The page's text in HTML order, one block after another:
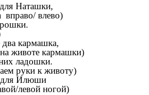
Наташки,
вправо/ влево)
два кармашка,
животе кармашки)
ладошки.
руки к животу)
Илюши
левой ногой)